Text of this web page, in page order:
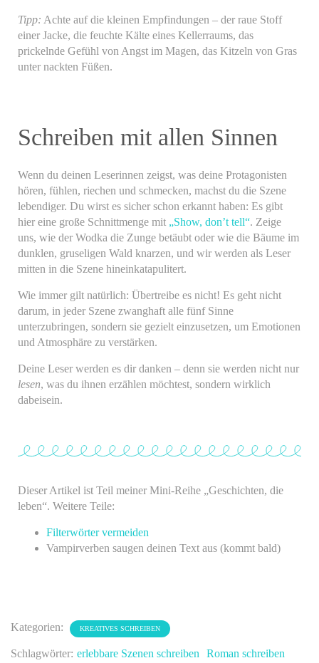
Tipp: Achte auf die kleinen Empfindungen – der raue Stoff
einer Jacke, die feuchte Kälte eines Kellerraums, das
prickelnde Gefühl von Angst im Magen, das Kitzeln von Gras
unter nackten Füßen.
Schreiben mit allen Sinnen
Wenn du deinen Leserinnen zeigst, was deine Protagonisten
hören, fühlen, riechen und schmecken, machst du die Szene
lebendiger. Du wirst es sicher schon erkannt haben: Es gibt
hier eine große Schnittmenge mit „Show, don’t tell“. Zeige
uns, wie der Wodka die Zunge betäubt oder wie die Bäume im
dunklen, gruseligen Wald knarzen, und wir werden als Leser
mitten in die Szene hineinkatapulitert.
Wie immer gilt natürlich: Übertreibe es nicht! Es geht nicht
darum, in jeder Szene zwanghaft alle fünf Sinne
unterzubringen, sondern sie gezielt einzusetzen, um Emotionen
und Atmosphäre zu verstärken.
Deine Leser werden es dir danken – denn sie werden nicht nur
lesen, was du ihnen erzählen möchtest, sondern wirklich
dabeisein.
Dieser Artikel ist Teil meiner Mini-Reihe „Geschichten, die
leben“. Weitere Teile:
Filterwörter vermeiden
Vampirverben saugen deinen Text aus (kommt bald)
Kategorien: KREATIVES SCHREIBEN
Schlagwörter: erlebbare Szenen schreiben Roman schreiben